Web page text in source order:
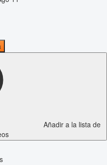
Añadir a la lista de